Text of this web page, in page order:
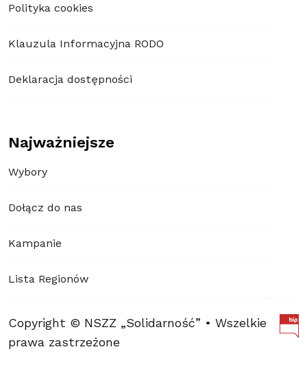
Polityka cookies
Klauzula Informacyjna RODO
Deklaracja dostępności
Najważniejsze
Wybory
Dołącz do nas
Kampanie
Lista Regionów
Copyright © NSZZ „Solidarność” • Wszelkie
prawa zastrzeżone